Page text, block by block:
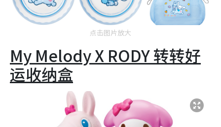
点击图片放大
My Melody X RODY 转转好
运收纳盒